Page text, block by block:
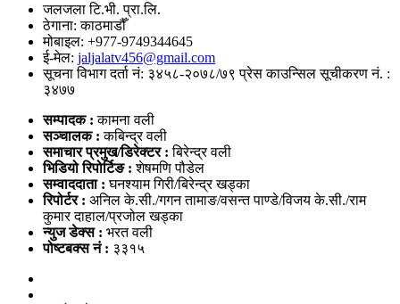
जलजला टि.भी. प्रा.लि.
ठेगाना: काठमाडौँ
मोबाइल: +977-9749344645
ई-मेल: jaljalatv456@gmail.com
सूचना विभाग दर्ता नं: ३४५८-२०७८/७९ प्रेस काउन्सिल सूचीकरण नं. :
३४७७
सम्पादक :कामना वली
सञ्‍चालक : कबिन्द्र वली
समाचार प्रमुख/डिरेक्टर :बिरेन्द्र वली
भिडियो रिपोर्टिङ : शेषमणि पौडेल
सम्वाददाता :घनश्याम गिरी/बिरेन्द्र खड्का
रिपोर्टर : अनिल के.सी./गगन तामाङ/वसन्त पाण्डे/विजय के.सी./राम
कुमार दाहाल/प्रजोल खड्का
न्युज डेक्स : भरत वली
पोष्‍टबक्स नं : ३३१५